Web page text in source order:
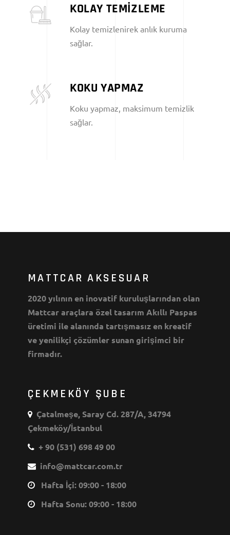
KOLAY TEMİZLEME
Kolay temizlenirek anlık kuruma
sağlar.
KOKU YAPMAZ
Koku yapmaz, maksimum temizlik
sağlar.
MATTCAR AKSESUAR
2020 yılının en inovatif kuruluşlarından olan
Mattcar araçlara özel tasarım Akıllı Paspas
üretimi ile alanında tartışmasız en kreatif
ve yenilikçi çözümler sunan girişimci bir
firmadır.
ÇEKMEKÖY ŞUBE
Çatalmeşe, Saray Cd. 287/A, 34794
Çekmeköy/İstanbul
+ 90 (531) 698 49 00
info@mattcar.com.tr
Hafta İçi: 09:00 - 18:00
Hafta Sonu: 09:00 - 18:00